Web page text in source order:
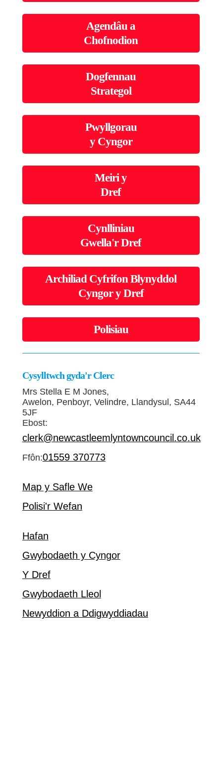
Agendâu a
Chofnodion
Dogfennau
Strategol
Pwyllgorau
y Cyngor
Meiri y
Dref
Cynlliniau
Gwella'r Dref
Archiliad Cyfrifon Blynyddol
Cyngor y Dref
Polisiau
Cysylltwch gyda'r Clerc
Mrs Stella E M Jones,
Awelon, Penboyr, Velindre, Llandysul, SA44
5JF
Ebost:
clerk@newcastleemlyntowncouncil.co.uk
Ffôn:01559 370773
Map y Safle We
Polisi'r Wefan
Hafan
Gwybodaeth y Cyngor
Y Dref
Gwybodaeth Lleol
Newyddion a Ddigwyddiadau